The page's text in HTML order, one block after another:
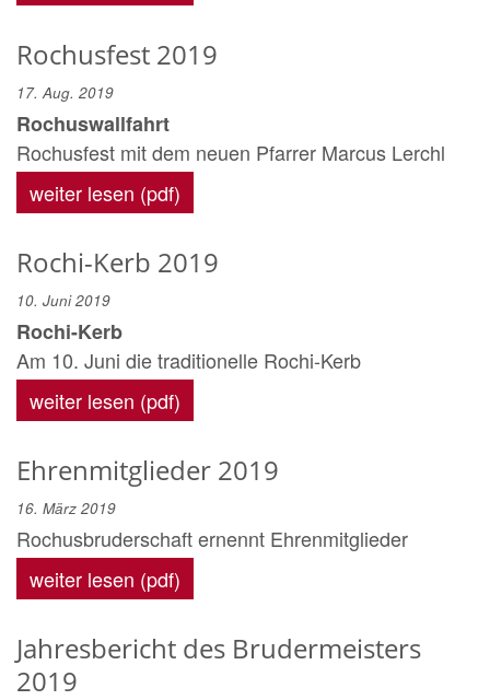
Rochusfest 2019
17. Aug. 2019
Rochuswallfahrt
Rochusfest mit dem neuen Pfarrer Marcus Lerchl
weiter lesen (pdf)
Rochi-Kerb 2019
10. Juni 2019
Rochi-Kerb
Am 10. Juni die traditionelle Rochi-Kerb
weiter lesen (pdf)
Ehrenmitglieder 2019
16. März 2019
Rochusbruderschaft ernennt Ehrenmitglieder
weiter lesen (pdf)
Jahresbericht des Brudermeisters
2019